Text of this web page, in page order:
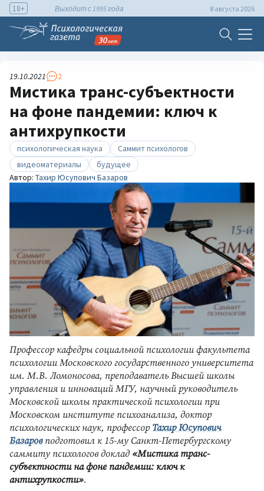
18+ Выходит с 1995 года 8 августа 2026
19.10.2021 2
Мистика транс-субъектности
на фоне пандемии: ключ к
антихрупкости
психологическая наука
Саммит психологов
видеоматериалы
будущее
Автор: Тахир Юсупович Базаров
Профессор кафедры социальной психологии факультета
психологии Московского государственного университета
им. М.В. Ломоносова, преподаватель Высшей школы
управления и инноваций МГУ, научный руководитель
Московской школы практической психологии при
Московском институте психоанализа, доктор
психологических наук, профессор Тахир Юсупович
Базаровподготовил к 15-му Санкт-Петербургскому
саммиту психологов доклад «Мистика транс-
субъектности на фоне пандемии: ключ к
антихрупкости».